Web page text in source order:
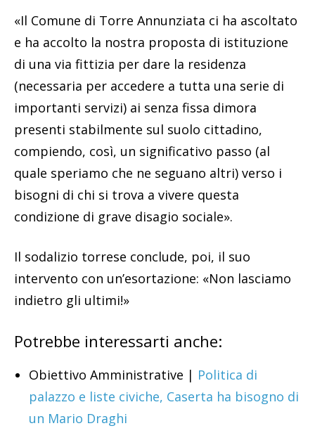
«Il Comune di Torre Annunziata ci ha ascoltato
e ha accolto la nostra proposta di istituzione
di una via fittizia per dare la residenza
(necessaria per accedere a tutta una serie di
importanti servizi) ai senza fissa dimora
presenti stabilmente sul suolo cittadino,
compiendo, così, un significativo passo (al
quale speriamo che ne seguano altri) verso i
bisogni di chi si trova a vivere questa
condizione di grave disagio sociale».
Il sodalizio torrese conclude, poi, il suo
intervento con un’esortazione: «Non lasciamo
indietro gli ultimi!»
Potrebbe interessarti anche:
Obiettivo Amministrative | Politica di
palazzo e liste civiche, Caserta ha bisogno di
un Mario Draghi